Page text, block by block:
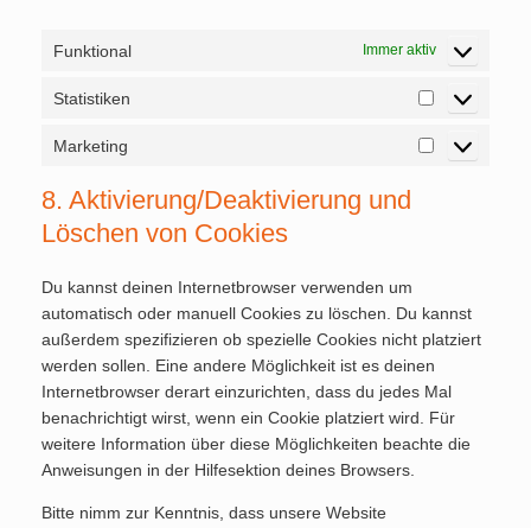
Funktional Immer aktiv
Statistiken
Statistiken
Marketing
Marketing
8. Aktivierung/Deaktivierung und
Löschen von Cookies
Du kannst deinen Internetbrowser verwenden um
automatisch oder manuell Cookies zu löschen. Du kannst
außerdem spezifizieren ob spezielle Cookies nicht platziert
werden sollen. Eine andere Möglichkeit ist es deinen
Internetbrowser derart einzurichten, dass du jedes Mal
benachrichtigt wirst, wenn ein Cookie platziert wird. Für
weitere Information über diese Möglichkeiten beachte die
Anweisungen in der Hilfesektion deines Browsers.
Bitte nimm zur Kenntnis, dass unsere Website